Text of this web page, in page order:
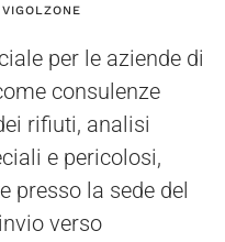
per le aziende di
consulenze
rifiuti, analisi
e pericolosi,
presso la sede del
verso